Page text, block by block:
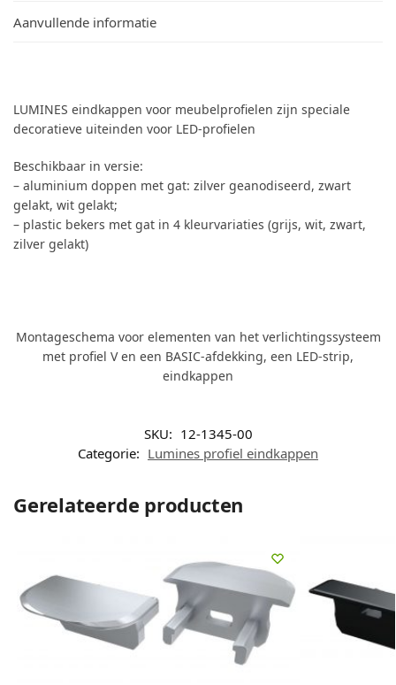
Aanvullende informatie
LUMINES eindkappen voor meubelprofielen zijn speciale
decoratieve uiteinden voor LED-profielen
Beschikbaar in versie:
– aluminium doppen met gat: zilver geanodiseerd, zwart
gelakt, wit gelakt;
– plastic bekers met gat in 4 kleurvariaties (grijs, wit, zwart,
zilver gelakt)
Montageschema voor elementen van het verlichtingssysteem
met profiel V en een BASIC-afdekking, een LED-strip,
eindkappen
SKU: 12-1345-00
Categorie: Lumines profiel eindkappen
Gerelateerde producten